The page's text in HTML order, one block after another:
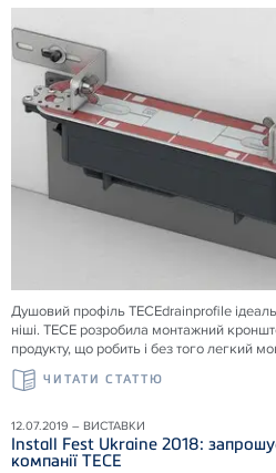
Душовий профільTECEdrainprofile
ніші. TECE розробила монтажний
продукту, що робить і без того легкий
ЧИТАТИ СТАТТЮ
12.07.2019 – ВИСТАВКИ
Install Fest Ukraine 2018:
компанії ТЕСЕ